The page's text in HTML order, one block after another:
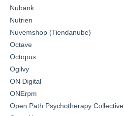
Nubank
Nutrien
Nuvemshop (Tiendanube)
Octave
Octopus
Ogilvy
ON Digital
ONErpm
Open Path Psychotherapy Collective